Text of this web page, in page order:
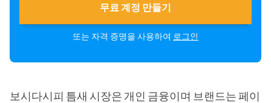
무료 계정 만들기
또는 자격 증명을 사용하여 로그인
보시다시피 틈새 시장은 개인 금융이며 브랜드는 페이